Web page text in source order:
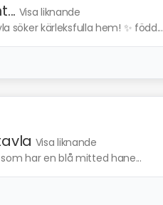
Visa liknande
kärleksfulla hem! ✨ född...
Visa liknande
har en blå mitted hane...